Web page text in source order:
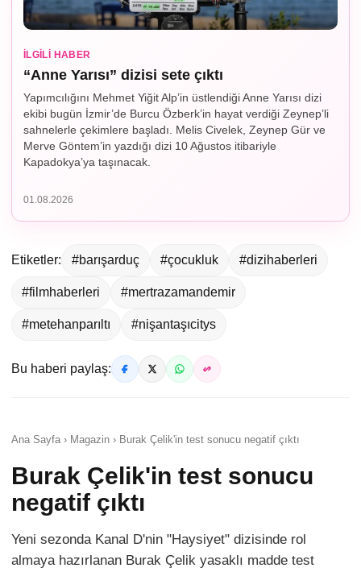
İLGILI HABER
“Anne Yarısı” dizisi sete çıktı
Yapımcılığını Mehmet Yiğit Alp’in üstlendiği Anne Yarısı dizi
ekibi bugün İzmir’de Burcu Özberk’in hayat verdiği Zeynep’li
sahnelerle çekimlere başladı. Melis Civelek, Zeynep Gür ve
Merve Göntem’in yazdığı dizi 10 Ağustos itibariyle
Kapadokya’ya taşınacak.
01.08.2026
Etiketler: #barışarduç #çocukluk #dizihaberleri
#filmhaberleri #mertrazamandemir
#metehanparıltı #nişantaşıcitys
Bu haberi paylaş:
Ana Sayfa › Magazin › Burak Çelik'in test sonucu negatif çıktı
Burak Çelik'in test sonucu
negatif çıktı
Yeni sezonda Kanal D'nin "Haysiyet" dizisinde rol
almaya hazırlanan Burak Çelik yasaklı madde test